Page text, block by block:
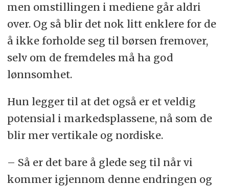
men omstillingen i mediene går aldri
over. Og så blir det nok litt enklere for de
å ikke forholde seg til børsen fremover,
selv om de fremdeles må ha god
lønnsomhet.
Hun legger til at det også er et veldig
potensial i markedsplassene, nå som de
blir mer vertikale og nordiske.
– Så er det bare å glede seg til når vi
kommer igjennom denne endringen og